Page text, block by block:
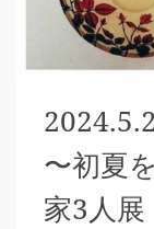
〜初夏
家3人